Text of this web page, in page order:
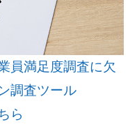
員満足度調査に欠
調査ツール
ら